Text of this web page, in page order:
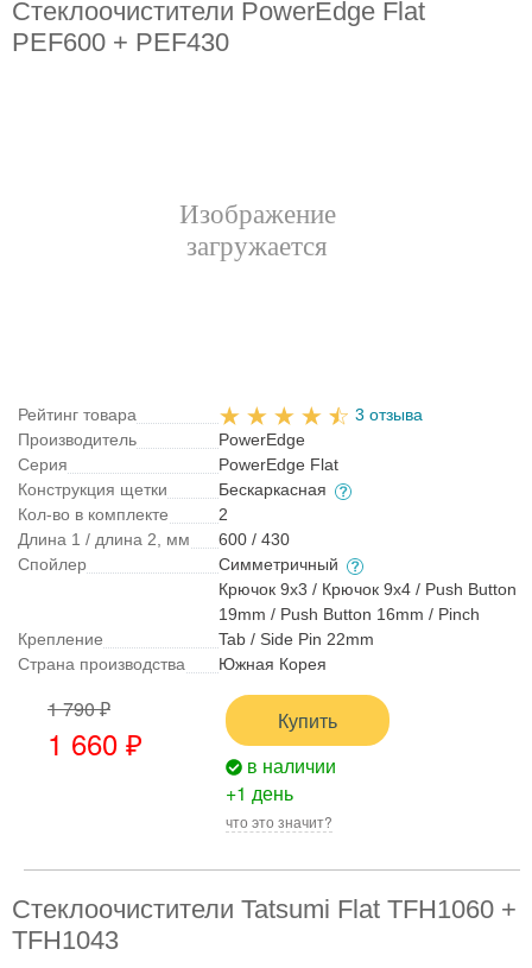
Стеклоочистители PowerEdge Flat
PEF600 + PEF430
Рейтинг товара
3 отзыва
Производитель
PowerEdge
Серия
PowerEdge Flat
Конструкция щетки
Бескаркасная
Кол-во в комплекте
2
Длина 1 / длина 2, мм
600 / 430
Спойлер
Симметричный
Крепление
Крючок 9x3 / Крючок 9x4 / Push Button
19mm / Push Button 16mm / Pinch
Tab / Side Pin 22mm
Страна производства
Южная Корея
1 790 ₽
1 660 ₽
Купить
в наличии
+1 день
что это значит?
Стеклоочистители Tatsumi Flat TFH1060 +
TFH1043